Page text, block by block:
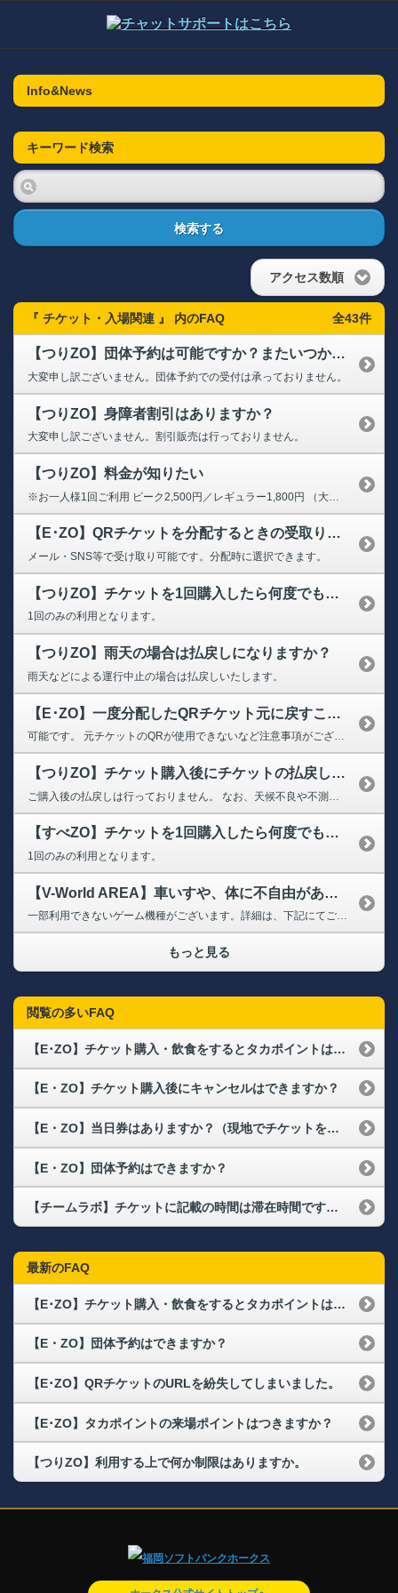
Info&News
キーワード検索
検索する
アクセス数順
『 チケット・入場関連 』 内のFAQ 全43件
【つりZO】団体予約は可能ですか？またいつから予約できますか？
大変申し訳ございません。団体予約での受付は承っておりません。
【つりZO】身障者割引はありますか？
大変申し訳ございません。割引販売は行っておりません。
【つりZO】料金が知りたい
【E･ZO】QRチケットを分配するときの受取り方法を教えてください
メール・SNS等で受け取り可能です。分配時に選択できます。
【つりZO】チケットを1回購入したら何度でも利用できますか？
1回のみの利用となります。
【つりZO】雨天の場合は払戻しになりますか？
雨天などによる運行中止の場合は払戻しいたします。
【E･ZO】一度分配したQRチケット元に戻すことはできますか？
可能です。 元チケットのQRが使用できないなど注意事項がございますので、 操作時に画面に出る注意事項を必ずご確認の上、ご対応ください。
【つりZO】チケット購入後にチケットの払戻しは可能ですか？(※現地で怖くなった場合を含む）
【すべZO】チケットを1回購入したら何度でも利用できますか？
1回のみの利用となります。
【V-World AREA】車いすや、体に不自由がある場合でも利用可能ですか？
一部利用できないゲーム機種がございます。詳細は、下記にてご確認ください。 ➡V-World AREA
もっと見る
閲覧の多いFAQ
【E･ZO】チケット購入・飲食をするとタカポイントは付きますか？
【E・ZO】チケット購入後にキャンセルはできますか？
【E・ZO】当日券はありますか？（現地でチケットを購入できますか？）
【E・ZO】団体予約はできますか？
【チームラボ】チケットに記載の時間は滞在時間ですか？
最新のFAQ
【E･ZO】チケット購入・飲食をするとタカポイントは付きますか？
【E・ZO】団体予約はできますか？
【E･ZO】QRチケットのURLを紛失してしまいました。
【E･ZO】タカポイントの来場ポイントはつきますか？
【つりZO】利用する上で何か制限はありますか。